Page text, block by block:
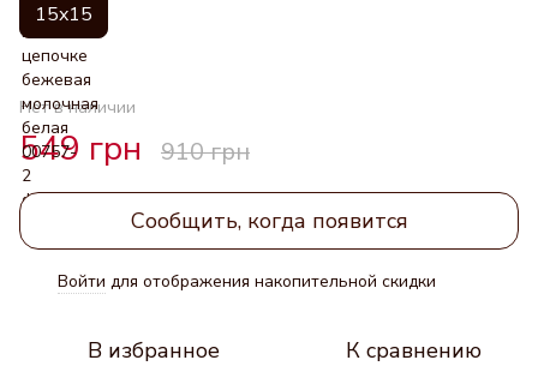
15x15
Нет в наличии
549 грн 910 грн
Сообщить, когда появится
Войти для отображения накопительной скидки
В избранное К сравнению